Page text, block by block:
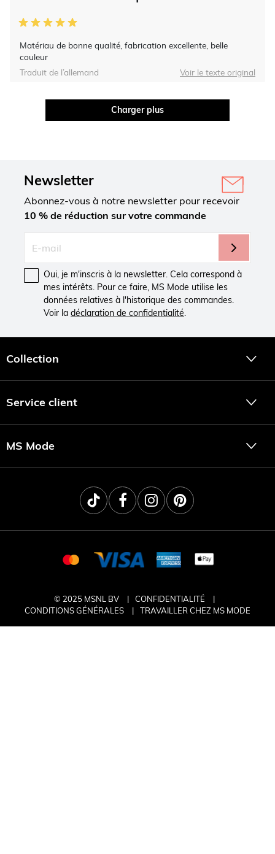
Matériau de bonne qualité, fabrication excellente, belle
couleur
Traduit de l’allemand
Voir le texte original
Charger plus
Newsletter
Abonnez-vous à notre newsletter pour recevoir
10 % de réduction sur votre commande
Oui, je m'inscris à la newsletter. Cela correspond à
mes intérêts. Pour ce faire, MS Mode utilise les
données relatives à l'historique des commandes.
Voir la déclaration de confidentialité
Collection
Service client
MS Mode
© 2025 MSNL BV
CONFIDENTIALITÉ
CONDITIONS GÉNÉRALES
TRAVAILLER CHEZ MS MODE